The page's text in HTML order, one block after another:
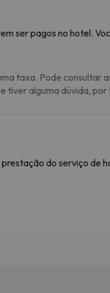
ser pagos no hotel.
taxa. Pode
tiver alguma dúvida,
do serviço de